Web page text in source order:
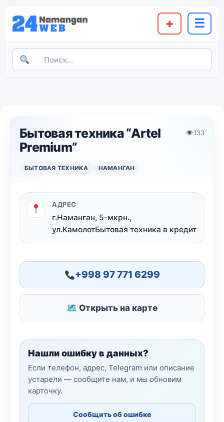
+ ☰
Бытовая техника “Artel
Premium”
👁133
БЫТОВАЯ ТЕХНИКА НАМАНГАН
АДРЕС
г.Наманган, 5-мкрн.,
ул.КамолотБытовая техника в кредит
+998 97 771 6299
🗺 Открыть на карте
Нашли ошибку в данных?
Если телефон, адрес, Telegram или описание
устарели — сообщите нам, и мы обновим
карточку.
Сообщить об ошибке